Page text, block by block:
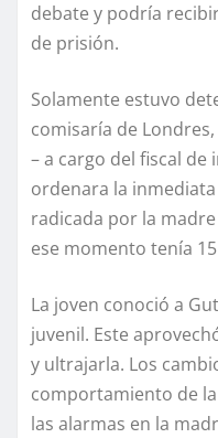
debate y podría
de prisión.
Solamente estuvo
comisaría de
– a cargo del fiscal de
ordenara la
radicada por la
ese momento tenía
La joven conoció a
juvenil. Este
y ultrajarla. Los
comportamiento de
las alarmas en la